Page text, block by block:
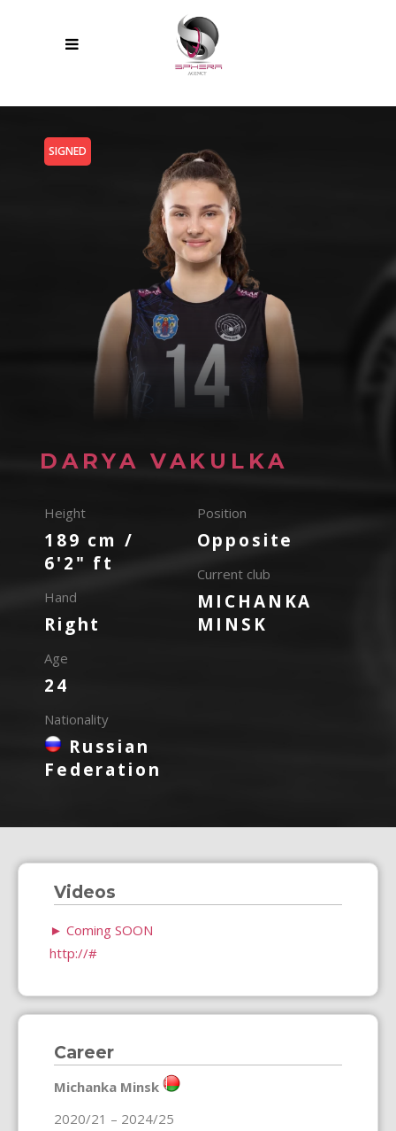
SIGNED
DARYA VAKULKA
Height
189 cm /
6'2" ft
Hand
Right
Age
24
Nationality
Russian
Federation
Position
Opposite
Current club
MICHANKA
MINSK
Videos
► Coming SOON
http://#
Career
Michanka Minsk
2020/21 – 2024/25